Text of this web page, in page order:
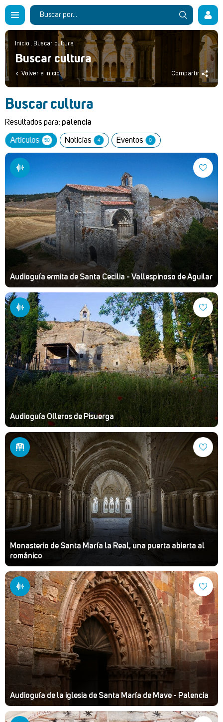
Inicio . Buscar cultura
Buscar cultura
Volver a inicio Compartir
Buscar cultura
Resultados para: palencia
Artículos 50 Noticias 4 Eventos 0
Audioguía ermita de Santa Cecilia - Vallespinoso de Aguilar
Audioguía Olleros de Pisuerga
Monasterio de Santa María la Real, una puerta abierta al
románico
Audioguía de la iglesia de Santa María de Mave - Palencia